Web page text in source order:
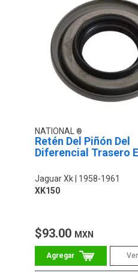
NATIONAL
Retén Del Piñón Del
Diferencial Trasero
Jaguar Xk
1958-1961
XK150
$93.00 MXN